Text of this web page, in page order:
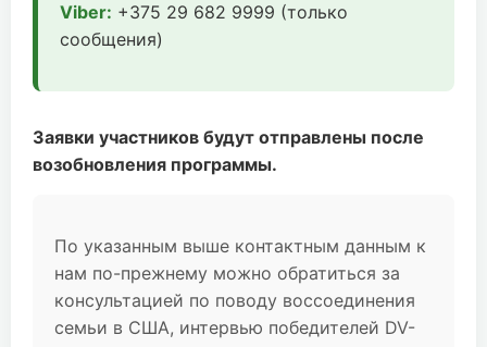
Viber: +375 29 682 9999 (только
сообщения)
Заявки участников будут отправлены после
возобновления программы.
По указанным выше контактным данным к
нам по-прежнему можно обратиться за
консультацией по поводу воссоединения
семьи в США, интервью победителей DV-